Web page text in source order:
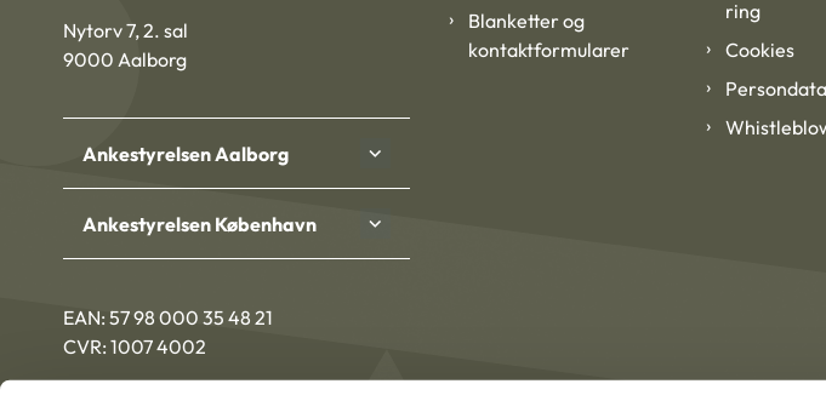
Nytorv 7, 2. sal
9000 Aalborg
Ankestyrelsen Aalborg
Ankestyrelsen København
EAN: 57 98 000 35 48 21
CVR: 1007 4002
Blanketter og
kontaktformularer
ring
Cookies